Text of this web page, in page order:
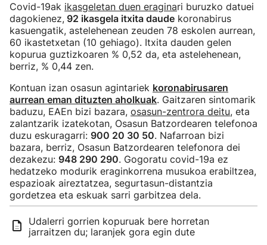
Covid-19ak ikasgeletan duen eraginari buruzko datuei
dagokienez, 92 ikasgela itxita daude koronabirus
kasuengatik, astelehenean zeuden 78 eskolen aurrean,
60 ikastetxetan (10 gehiago). Itxita dauden gelen
kopurua guztizkoaren % 0,52 da, eta astelehenean,
berriz, % 0,44 zen.
Kontuan izan osasun agintariek koronabirusaren
aurrean eman dituzten aholkuak. Gaitzaren sintomarik
baduzu, EAEn bizi bazara, osasun-zentrora deitu, eta
zalantzarik izatekotan, Osasun Batzordearen telefonoa
duzu eskuragarri: 900 20 30 50. Nafarroan bizi
bazara, berriz, Osasun Batzordearen telefonora dei
dezakezu: 948 290 290. Gogoratu covid-19a ez
hedatzeko modurik eraginkorrena musukoa erabiltzea,
espazioak aireztatzea, segurtasun-distantzia
gordetzea eta eskuak sarri garbitzea dela.
Udalerri gorrien kopuruak bere horretan
jarraitzen du; laranjek gora egin dute